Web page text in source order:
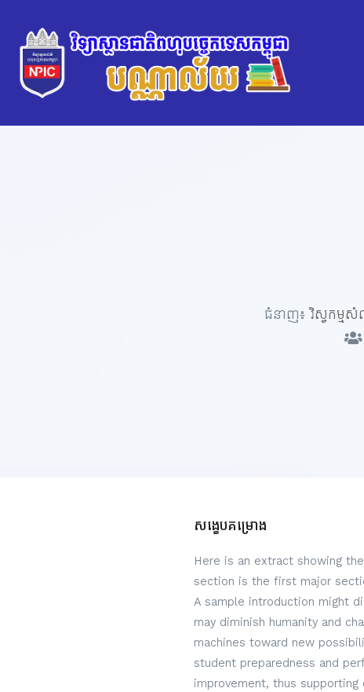
ជំនាញ៖វិស្វកម្ម
សង្ខេបគម្រោង
Here is an extract showing
section is the first major
A sample introduction might
may diminish humanity and
machines toward new
student preparedness and
improvement, thus